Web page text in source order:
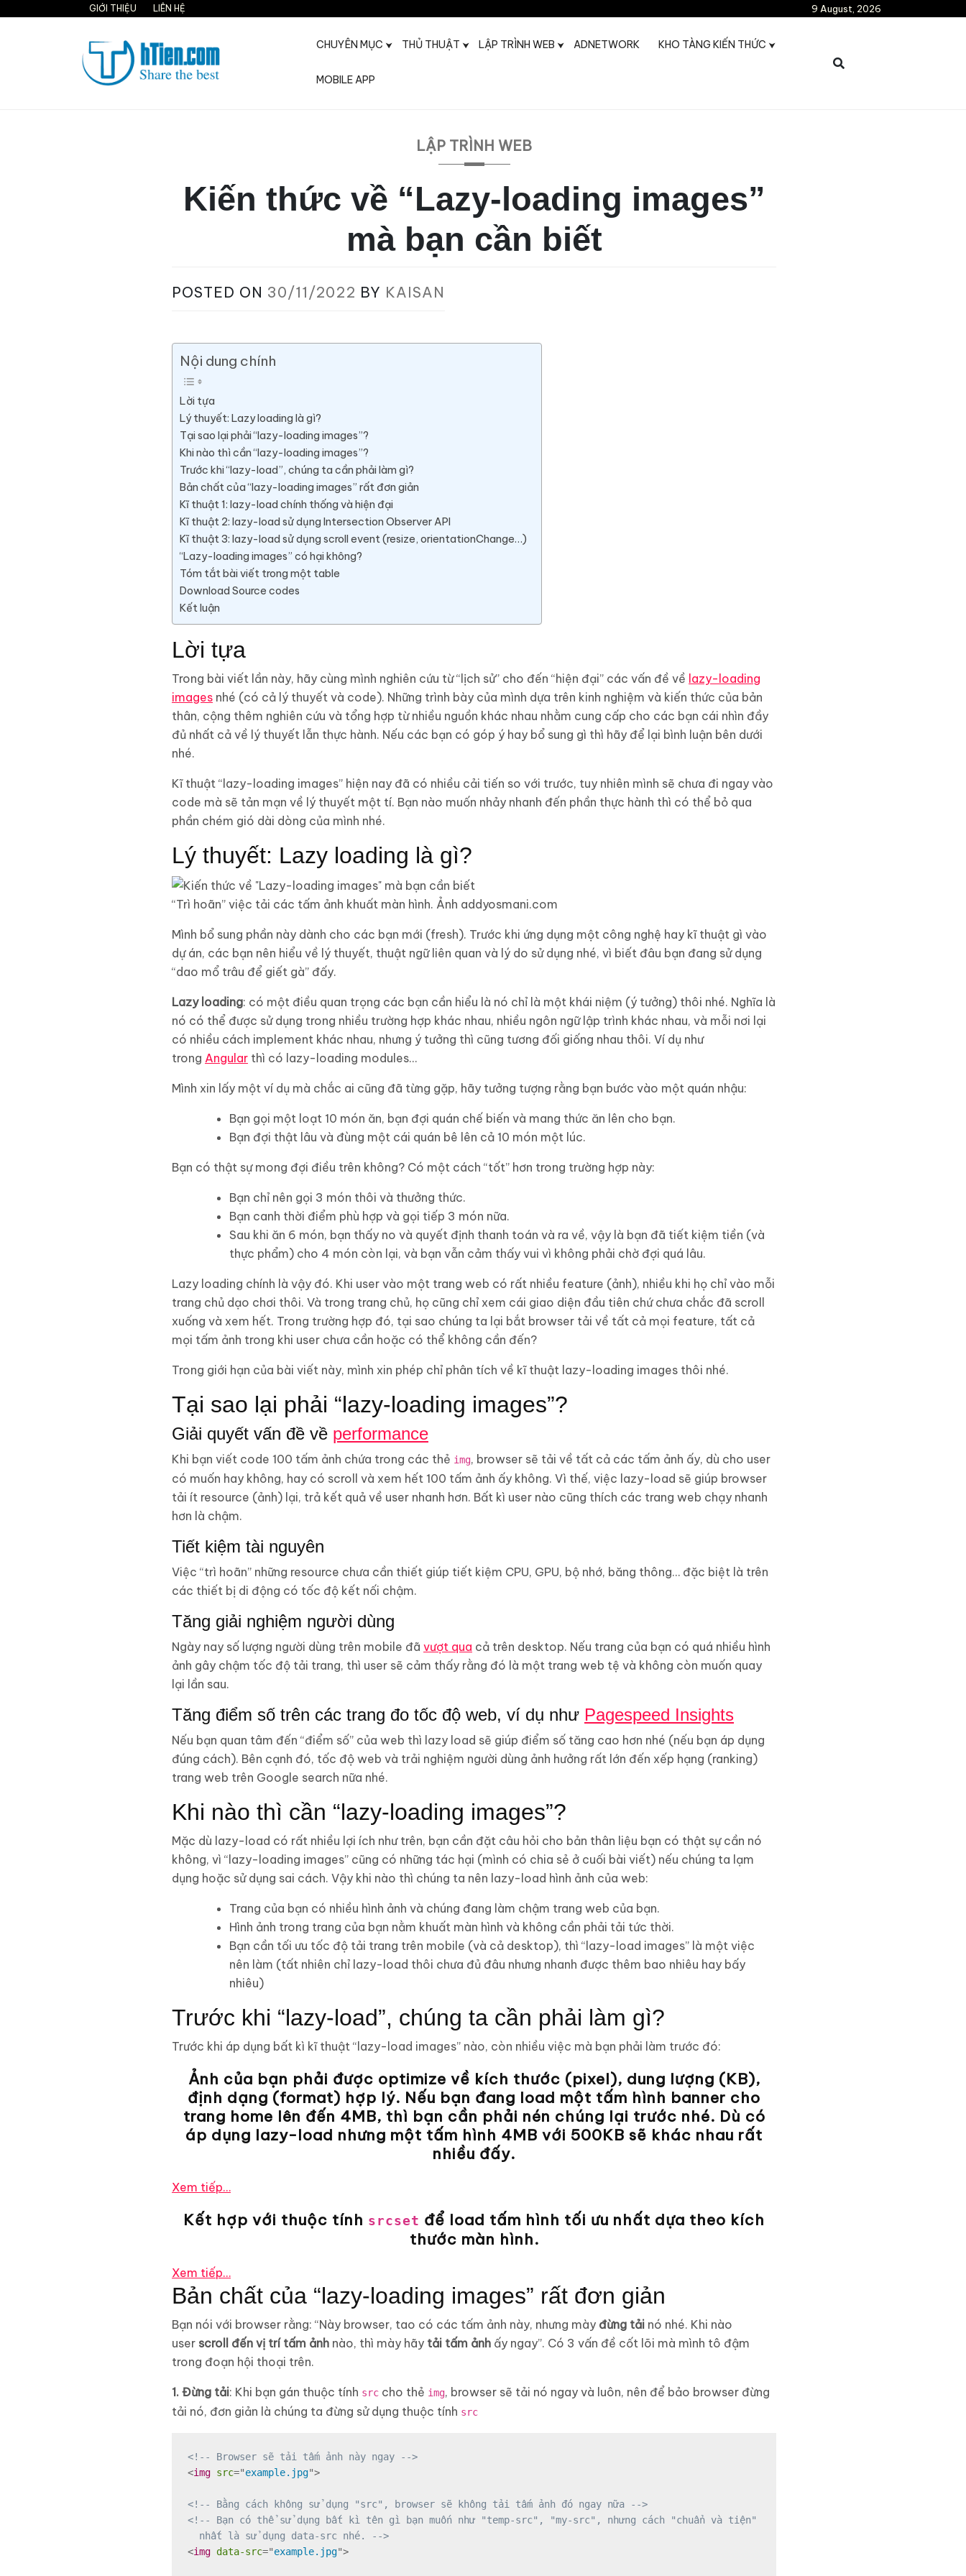
GIỚI THIỆU LIÊN HỆ 9 August, 2026
CHUYÊN MỤC THỦ THUẬT LẬP TRÌNH WEB ADNETWORK KHO TÀNG KIẾN THỨC
MOBILE APP
LẬP TRÌNH WEB
Kiến thức về “Lazy-loading images”
mà bạn cần biết
POSTED ON 30/11/2022 BY KAISAN
Nội dung chính
Lời tựa
Lý thuyết: Lazy loading là gì?
Tại sao lại phải “lazy-loading images”?
Khi nào thì cần “lazy-loading images”?
Trước khi “lazy-load”, chúng ta cần phải làm gì?
Bản chất của “lazy-loading images” rất đơn giản
Kĩ thuật 1: lazy-load chính thống và hiện đại
Kĩ thuật 2: lazy-load sử dụng Intersection Observer API
Kĩ thuật 3: lazy-load sử dụng scroll event (resize, orientationChange…)
“Lazy-loading images” có hại không?
Tóm tắt bài viết trong một table
Download Source codes
Kết luận
Lời tựa
Trong bài viết lần này, hãy cùng mình nghiên cứu từ “lịch sử” cho đến “hiện đại” các vấn đề về lazy-loading
images nhé (có cả lý thuyết và code). Những trình bày của mình dựa trên kinh nghiệm và kiến thức của bản
thân, cộng thêm nghiên cứu và tổng hợp từ nhiều nguồn khác nhau nhằm cung cấp cho các bạn cái nhìn đầy
đủ nhất cả về lý thuyết lẫn thực hành. Nếu các bạn có góp ý hay bổ sung gì thì hãy để lại bình luận bên dưới
nhé.
Kĩ thuật “lazy-loading images” hiện nay đã có nhiều cải tiến so với trước, tuy nhiên mình sẽ chưa đi ngay vào
code mà sẽ tản mạn về lý thuyết một tí. Bạn nào muốn nhảy nhanh đến phần thực hành thì có thể bỏ qua
phần chém gió dài dòng của mình nhé.
Lý thuyết: Lazy loading là gì?
“Trì hoãn” việc tải các tấm ảnh khuất màn hình. Ảnh addyosmani.com
Mình bổ sung phần này dành cho các bạn mới (fresh). Trước khi ứng dụng một công nghệ hay kĩ thuật gì vào
dự án, các bạn nên hiểu về lý thuyết, thuật ngữ liên quan và lý do sử dụng nhé, vì biết đâu bạn đang sử dụng
“dao mổ trâu để giết gà” đấy.
Lazy loading: có một điều quan trọng các bạn cần hiểu là nó chỉ là một khái niệm (ý tưởng) thôi nhé. Nghĩa là
nó có thể được sử dụng trong nhiều trường hợp khác nhau, nhiều ngôn ngữ lập trình khác nhau, và mỗi nơi lại
có nhiều cách implement khác nhau, nhưng ý tưởng thì cũng tương đối giống nhau thôi. Ví dụ như
trong Angular thì có lazy-loading modules…
Mình xin lấy một ví dụ mà chắc ai cũng đã từng gặp, hãy tưởng tượng rằng bạn bước vào một quán nhậu:
Bạn gọi một loạt 10 món ăn, bạn đợi quán chế biến và mang thức ăn lên cho bạn.
Bạn đợi thật lâu và đùng một cái quán bê lên cả 10 món một lúc.
Bạn có thật sự mong đợi điều trên không? Có một cách “tốt” hơn trong trường hợp này:
Bạn chỉ nên gọi 3 món thôi và thưởng thức.
Bạn canh thời điểm phù hợp và gọi tiếp 3 món nữa.
Sau khi ăn 6 món, bạn thấy no và quyết định thanh toán và ra về, vậy là bạn đã tiết kiệm tiền (và
thực phẩm) cho 4 món còn lại, và bạn vẫn cảm thấy vui vì không phải chờ đợi quá lâu.
Lazy loading chính là vậy đó. Khi user vào một trang web có rất nhiều feature (ảnh), nhiều khi họ chỉ vào mỗi
trang chủ dạo chơi thôi. Và trong trang chủ, họ cũng chỉ xem cái giao diện đầu tiên chứ chưa chắc đã scroll
xuống và xem hết. Trong trường hợp đó, tại sao chúng ta lại bắt browser tải về tất cả mọi feature, tất cả
mọi tấm ảnh trong khi user chưa cần hoặc có thể không cần đến?
Trong giới hạn của bài viết này, mình xin phép chỉ phân tích về kĩ thuật lazy-loading images thôi nhé.
Tại sao lại phải “lazy-loading images”?
Giải quyết vấn đề về performance
Khi bạn viết code 100 tấm ảnh chứa trong các thẻ img, browser sẽ tải về tất cả các tấm ảnh ấy, dù cho user
có muốn hay không, hay có scroll và xem hết 100 tấm ảnh ấy không. Vì thế, việc lazy-load sẽ giúp browser
tải ít resource (ảnh) lại, trả kết quả về user nhanh hơn. Bất kì user nào cũng thích các trang web chạy nhanh
hơn là chậm.
Tiết kiệm tài nguyên
Việc “trì hoãn” những resource chưa cần thiết giúp tiết kiệm CPU, GPU, bộ nhớ, băng thông… đặc biệt là trên
các thiết bị di động có tốc độ kết nối chậm.
Tăng giải nghiệm người dùng
Ngày nay số lượng người dùng trên mobile đã vượt qua cả trên desktop. Nếu trang của bạn có quá nhiều hình
ảnh gây chậm tốc độ tải trang, thì user sẽ cảm thấy rằng đó là một trang web tệ và không còn muốn quay
lại lần sau.
Tăng điểm số trên các trang đo tốc độ web, ví dụ như Pagespeed Insights
Nếu bạn quan tâm đến “điểm số” của web thì lazy load sẽ giúp điểm số tăng cao hơn nhé (nếu bạn áp dụng
đúng cách). Bên cạnh đó, tốc độ web và trải nghiệm người dùng ảnh hưởng rất lớn đến xếp hạng (ranking)
trang web trên Google search nữa nhé.
Khi nào thì cần “lazy-loading images”?
Mặc dù lazy-load có rất nhiều lợi ích như trên, bạn cần đặt câu hỏi cho bản thân liệu bạn có thật sự cần nó
không, vì “lazy-loading images” cũng có những tác hại (mình có chia sẻ ở cuối bài viết) nếu chúng ta lạm
dụng hoặc sử dụng sai cách. Vậy khi nào thì chúng ta nên lazy-load hình ảnh của web:
Trang của bạn có nhiều hình ảnh và chúng đang làm chậm trang web của bạn.
Hình ảnh trong trang của bạn nằm khuất màn hình và không cần phải tải tức thời.
Bạn cần tối ưu tốc độ tải trang trên mobile (và cả desktop), thì “lazy-load images” là một việc
nên làm (tất nhiên chỉ lazy-load thôi chưa đủ đâu nhưng nhanh được thêm bao nhiêu hay bấy
nhiêu)
Trước khi “lazy-load”, chúng ta cần phải làm gì?
Trước khi áp dụng bất kì kĩ thuật “lazy-load images” nào, còn nhiều việc mà bạn phải làm trước đó:
Ảnh của bạn phải được optimize về kích thước (pixel), dung lượng (KB),
định dạng (format) hợp lý. Nếu bạn đang load một tấm hình banner cho
trang home lên đến 4MB, thì bạn cần phải nén chúng lại trước nhé. Dù có
áp dụng lazy-load nhưng một tấm hình 4MB với 500KB sẽ khác nhau rất
nhiều đấy.
Xem tiếp…
Kết hợp với thuộc tính srcset để load tấm hình tối ưu nhất dựa theo kích
thước màn hình.
Xem tiếp…
Bản chất của “lazy-loading images” rất đơn giản
Bạn nói với browser rằng: “Này browser, tao có các tấm ảnh này, nhưng mày đừng tải nó nhé. Khi nào
user scroll đến vị trí tấm ảnh nào, thì mày hãy tải tấm ảnh ấy ngay”. Có 3 vấn đề cốt lõi mà mình tô đậm
trong đoạn hội thoại trên.
1. Đừng tải: Khi bạn gán thuộc tính src cho thẻ img, browser sẽ tải nó ngay và luôn, nên để bảo browser đừng
tải nó, đơn giản là chúng ta đừng sử dụng thuộc tính src
<!-- Browser sẽ tải tấm ảnh này ngay -->
<img src="example.jpg">
<!-- Bằng cách không sử dụng "src", browser sẽ không tải tấm ảnh đó ngay nữa -->
<!-- Bạn có thể sử dụng bất kì tên gì bạn muốn như "temp-src", "my-src", nhưng cách "chuẩn và tiện"
  nhất là sử dụng data-src nhé. -->
<img data-src="example.jpg">